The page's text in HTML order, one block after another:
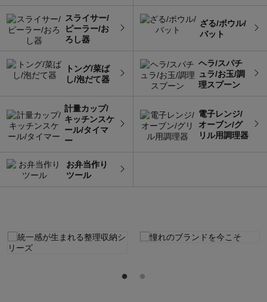
スライサー/
ピーラー/お
ろし器
ざる/ボウル/
バット
トング/菜ば
し/泡だて器
ヘラ/スパチ
ュラ/お玉/調
理スプーン
計量カップ/
キッチンスケ
ール/タイマ
ー
電子レンジ/
オーブン/グ
リル用調理器
お弁当作り
ツール